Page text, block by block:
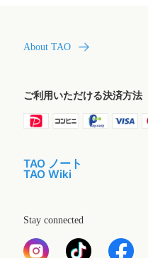
About TAO
ご利用いただける決済方法
TAO ノート
TAO Wiki
Stay connected